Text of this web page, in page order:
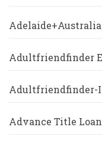
Adultfriendfinder
Adultfriendfinder-
Advance Title Loan